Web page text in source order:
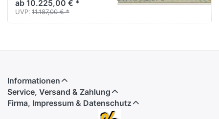
ab 10.225,00 € *
UVP: 11.187,00 € *
Informationen
Service, Versand & Zahlung
Firma, Impressum & Datenschutz